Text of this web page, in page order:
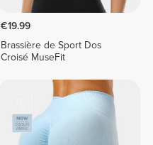
€19.99
Brassière de Sport Dos
Croisé MuseFit